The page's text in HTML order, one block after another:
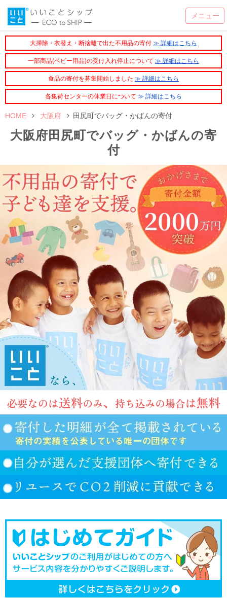
大掃除・衣替え・断捨離で出た不用品の寄付 ≫ 詳細はこちら
一部商品(ベビー用品)の受け入れ停止について ≫ 詳細はこちら
食品の寄付を募集開始しました ≫ 詳細はこちら
各集荷センターの休業日について ≫ 詳細はこちら
HOME 大阪府 田尻町でバッグ・かばんの寄付
大阪府田尻町でバッグ・かばんの寄
付